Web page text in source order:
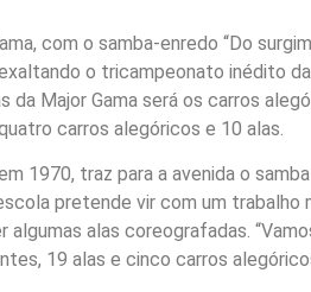
com o samba-enredo “Do
o tricampeonato inédito
Major Gama será os carros
carros alegóricos e 10 alas.
1970, traz para a avenida o
pretende vir com um
alas coreografadas.
19 alas e cinco carros